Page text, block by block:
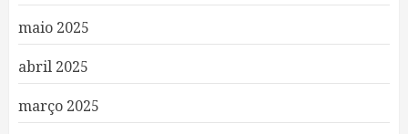
maio 2025
abril 2025
março 2025